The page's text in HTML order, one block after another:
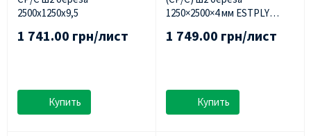
2500х1250х9,5
1 741.00 грн/лист
Купить
1250×2500×4 мм ESTPLY
1 749.00 грн/лист
Купить